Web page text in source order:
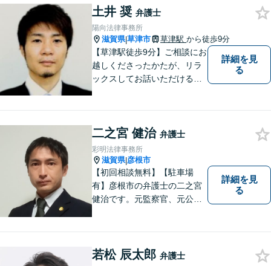
をモットーに、皆様それぞれ
に合った解決を図ってまいり
ます。お気軽にご相談くださ
い。
土井 奨 弁護士
陽向法律事務所
滋賀県|草津市 草津駅 から徒歩9分
【草津駅徒歩9分】ご相談にお
越しくださったかたが、リラ
ックスしてお話いただけるよ
です。 ご相談を躊躇われてい
る方もお気軽に、ご相談にい
らしてください。
詳細を見
る
二之宮 健治 弁護士
彩明法律事務所
滋賀県|彦根市
【初回相談無料】【駐車場
有】彦根市の弁護士の二之宮
健治です。元監察官、元公務
詳細を見
る
若松 辰太郎 弁護士